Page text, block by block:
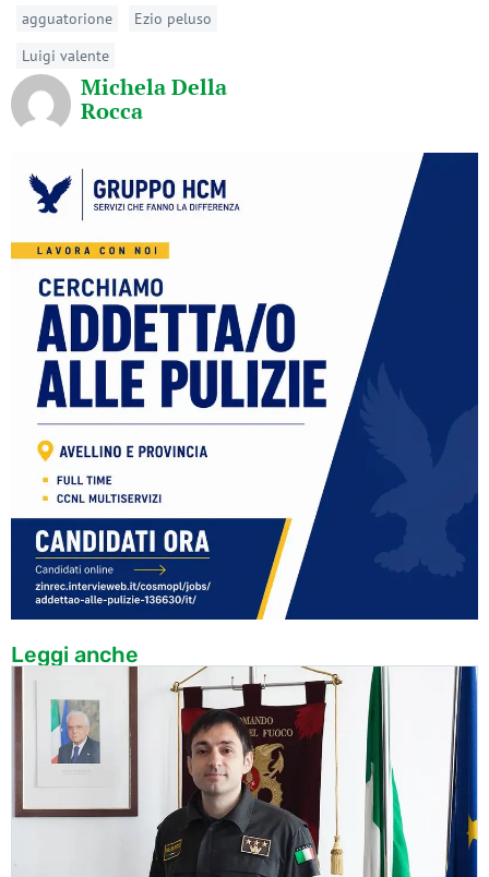
agguatorione
Ezio peluso
Luigi valente
Michela Della
Rocca
Leggi anche